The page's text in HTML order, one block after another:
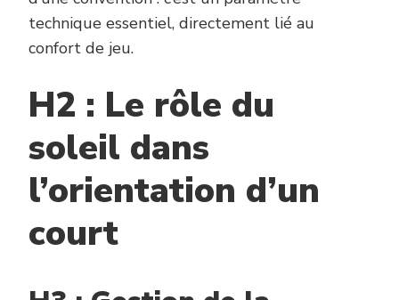
technique essentiel, directement lié au
confort de jeu.
H2 : Le rôle du
soleil dans
l’orientation d’un
court